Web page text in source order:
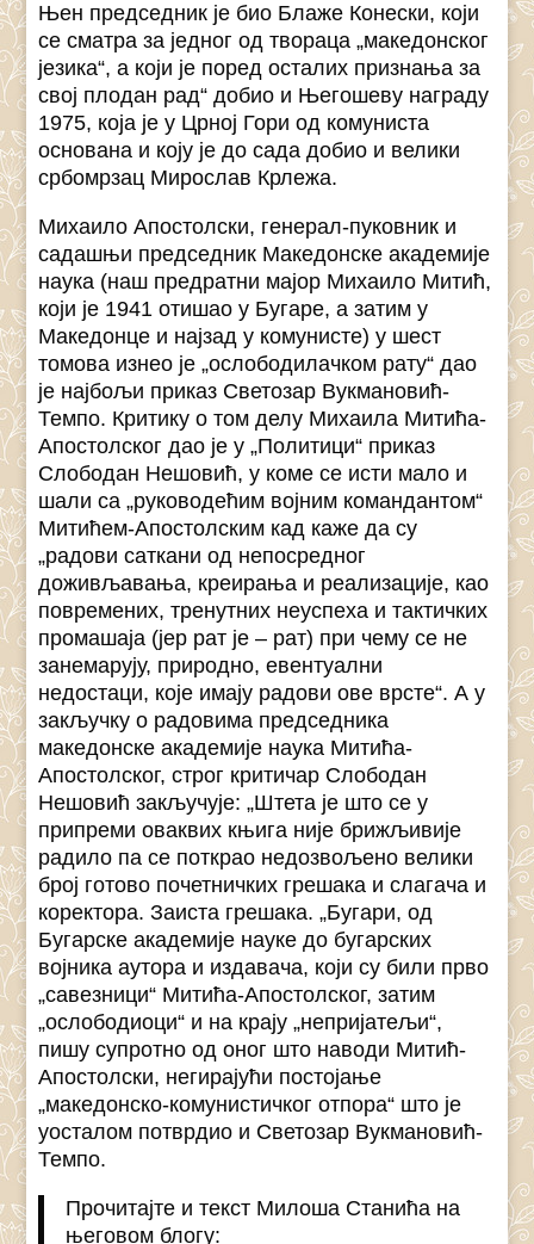
Њен председник је био Блаже Конески, који
се сматра за једног од твораца „македонског
језика“, а који је поред осталих признања за
свој плодан рад“ добио и Његошеву награду
1975, која је у Црној Гори од комуниста
основана и коју је до сада добио и велики
србомрзац Мирослав Крлежа.
Михаило Апостолски, генерал-пуковник и
садашњи председник Македонске академије
наука (наш предратни мајор Михаило Митић,
који је 1941 отишао у Бугаре, а затим у
Македонце и најзад у комунисте) у шест
томова изнео је „ослободилачком рату“ дао
је најбољи приказ Светозар Вукмановић-
Темпо. Критику о том делу Михаила Митића-
Апостолског дао је у „Политици“ приказ
Слободан Нешовић, у коме се исти мало и
шали са „руководећим војним командантом“
Митићем-Апостолским кад каже да су
„радови саткани од непосредног
доживљавања, креирања и реализације, као
повремених, тренутних неуспеха и тактичких
промашаја (јер рат је – рат) при чему се не
занемарују, природно, евентуални
недостаци, које имају радови ове врсте“. А у
закључку о радовима председника
македонске академије наука Митића-
Апостолског, строг критичар Слободан
Нешовић закључује: „Штета је што се у
припреми оваквих књига није брижљивије
радило па се поткрао недозвољено велики
број готово почетничких грешака и слагача и
коректора. Заиста грешака. „Бугари, од
Бугарске академије науке до бугарских
војника аутора и издавача, који су били прво
„савезници“ Митића-Апостолског, затим
„ослободиоци“ и на крају „непријатељи“,
пишу супротно од оног што наводи Митић-
Апостолски, негирајући постојање
„македонско-комунистичког отпора“ што је
уосталом потврдио и Светозар Вукмановић-
Темпо.
Прочитајте и текст Милоша Станића на
његовом блогу: